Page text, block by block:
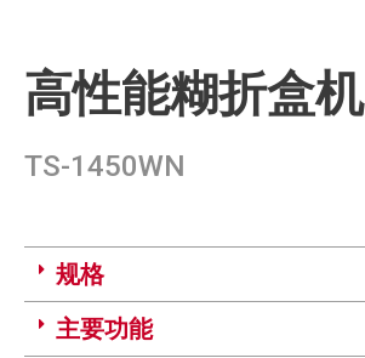
高性能糊折盒机
TS-1450WN
规格
主要功能